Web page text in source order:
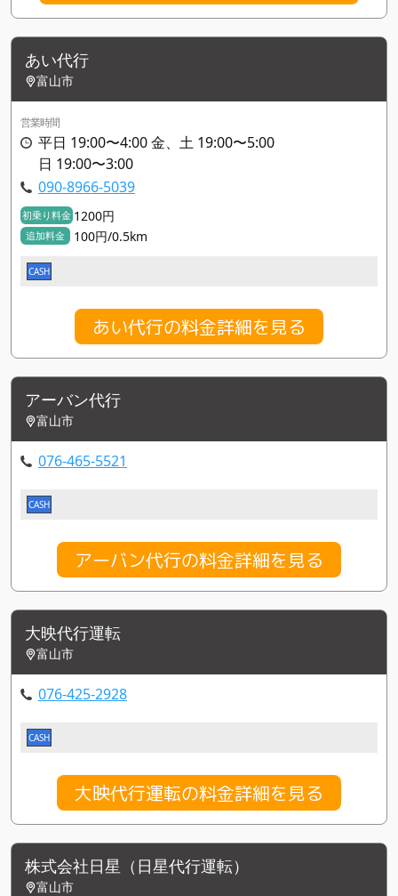
あい代行
富山市
営業時間
平日 19:00〜4:00 金、土 19:00〜5:00
日 19:00〜3:00
090-8966-5039
初乗り料金 1200円
追加料金 100円/0.5km
CASH
あい代行の料金詳細を見る
アーバン代行
富山市
076-465-5521
CASH
アーバン代行の料金詳細を見る
大映代行運転
富山市
076-425-2928
CASH
大映代行運転の料金詳細を見る
株式会社日星（日星代行運転）
富山市